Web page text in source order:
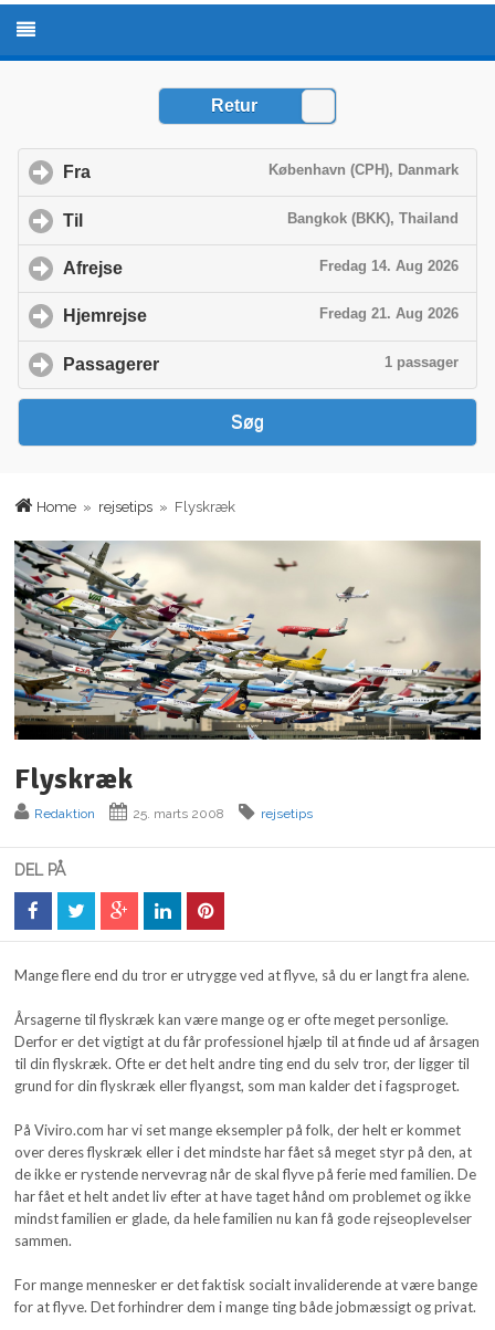
Home » rejsetips » Flyskræk
Flyskræk
Redaktion 25. marts 2008 rejsetips
DEL PÅ
Mange flere end du tror er utrygge ved at flyve, så du er langt fra alene.
Årsagerne til flyskræk kan være mange og er ofte meget personlige.
Derfor er det vigtigt at du får professionel hjælp til at finde ud af årsagen
til din flyskræk. Ofte er det helt andre ting end du selv tror, der ligger til
grund for din flyskræk eller flyangst, som man kalder det i fagsproget.
På Viviro.com har vi set mange eksempler på folk, der helt er kommet
over deres flyskræk eller i det mindste har fået så meget styr på den, at
de ikke er rystende nervevrag når de skal flyve på ferie med familien. De
har fået et helt andet liv efter at have taget hånd om problemet og ikke
mindst familien er glade, da hele familien nu kan få gode rejseoplevelser
sammen.
For mange mennesker er det faktisk socialt invaliderende at være bange
for at flyve. Det forhindrer dem i mange ting både jobmæssigt og privat.